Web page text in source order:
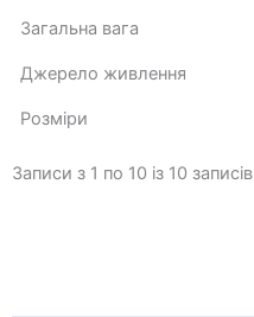
Загальна вага
Джерело живлення
Розміри
Записи з 1 по 10 із 10 записів